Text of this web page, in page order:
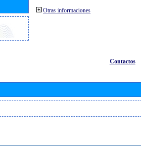
Otras informaciones
Contactos